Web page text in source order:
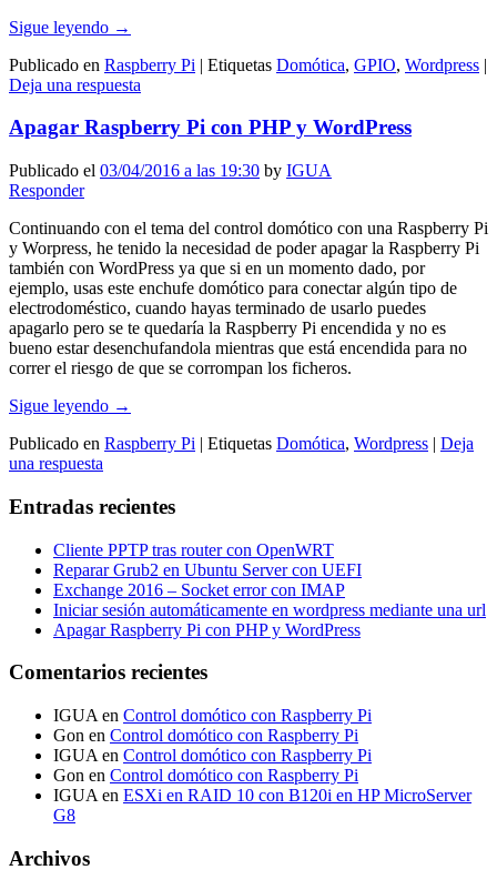
Sigue leyendo →
Publicado en Raspberry Pi | Etiquetas Domótica, GPIO, Wordpress |
Deja una respuesta
Apagar Raspberry Pi con PHP y WordPress
Publicado el 03/04/2016 a las 19:30 by IGUA
Responder
Continuando con el tema del control domótico con una Raspberry Pi
y Worpress, he tenido la necesidad de poder apagar la Raspberry Pi
también con WordPress ya que si en un momento dado, por
ejemplo, usas este enchufe domótico para conectar algún tipo de
electrodoméstico, cuando hayas terminado de usarlo puedes
apagarlo pero se te quedaría la Raspberry Pi encendida y no es
bueno estar desenchufandola mientras que está encendida para no
correr el riesgo de que se corrompan los ficheros.
Sigue leyendo →
Publicado en Raspberry Pi | Etiquetas Domótica, Wordpress | Deja
una respuesta
Entradas recientes
Cliente PPTP tras router con OpenWRT
Reparar Grub2 en Ubuntu Server con UEFI
Exchange 2016 – Socket error con IMAP
Iniciar sesión automáticamente en wordpress mediante una url
Apagar Raspberry Pi con PHP y WordPress
Comentarios recientes
IGUA en Control domótico con Raspberry Pi
Gon en Control domótico con Raspberry Pi
IGUA en Control domótico con Raspberry Pi
Gon en Control domótico con Raspberry Pi
IGUA en ESXi en RAID 10 con B120i en HP MicroServer
G8
Archivos